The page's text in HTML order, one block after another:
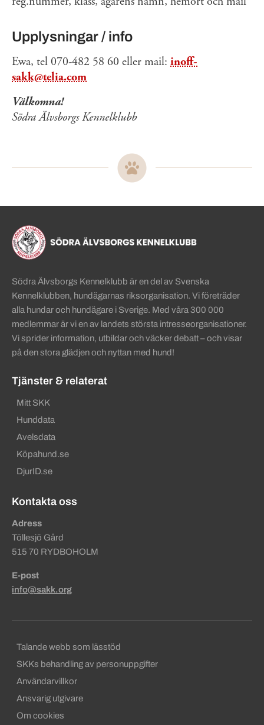
Upplysningar / info
Ewa, tel 070-482 58 60 eller mail: inoff-
sakk@telia.com
Välkomna!
Södra Älvsborgs Kennelklubb
Sidinformation och
Köpa hund startsida
Södra Älvsborgs Kennelklubb är en del av Svenska
Kennelklubben, hundägarnas riksorganisation. Vi företräder
alla hundar och hundägare i Sverige. Med våra 300 000
medlemmar är vi en av landets största intresseorganisationer.
Vi sprider information, utbildar och väcker debatt – och visar
på den stora glädjen och nyttan med hund!
Tjänster & relaterat
Mitt SKK
Hunddata
Avelsdata
Köpahund.se
DjurID.se
Kontakta oss
Adress
Töllesjö Gård
515 70 RYDBOHOLM
E-post
info@sakk.org
Sekundära sidfotslänkar
Talande webb som lässtöd
SKKs behandling av personuppgifter
Användarvillkor
Ansvarig utgivare
Om cookies